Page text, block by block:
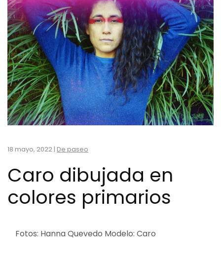
18 mayo, 2022 | De paseo
Caro dibujada en
colores primarios
Fotos: Hanna Quevedo Modelo: Caro